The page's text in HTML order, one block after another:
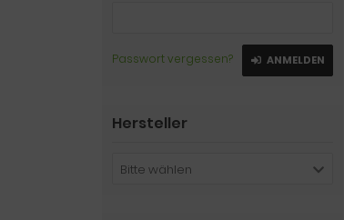
Passwort vergessen? ANMELDEN
Hersteller
Bitte wählen